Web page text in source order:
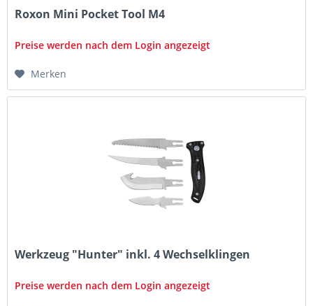
Roxon Mini Pocket Tool M4
Preise werden nach dem Login angezeigt
Merken
Werkzeug "Hunter" inkl. 4 Wechselklingen
Preise werden nach dem Login angezeigt